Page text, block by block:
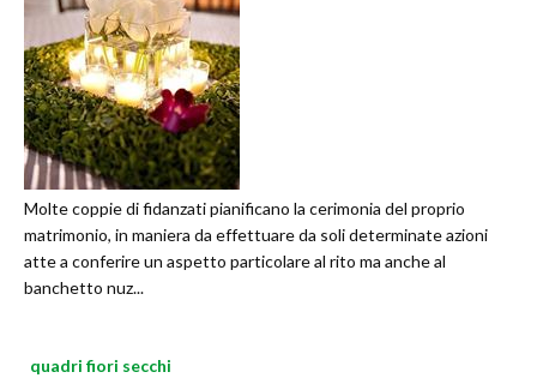
Molte coppie di fidanzati pianificano la cerimonia del proprio
matrimonio, in maniera da effettuare da soli determinate azioni
atte a conferire un aspetto particolare al rito ma anche al
banchetto nuz...
quadri fiori secchi